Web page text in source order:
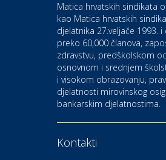
Bistrica
Auto-moto i tehnika
CIAK Auto d.o.o.
Kultura i edukacija
Kazalište Gavella
Moda i ljepota
Matica hrvatskih sindikata
kao Matica hrvatskih
djelatnika 27.veljače 1993. i
preko 60,000 članova,
zdravstvu, predškolskom
osnovnom i srednjem
i visokom obrazovanju,
djelatnosti mirovinskog
bankarskim djelatnostima.
Kontakti